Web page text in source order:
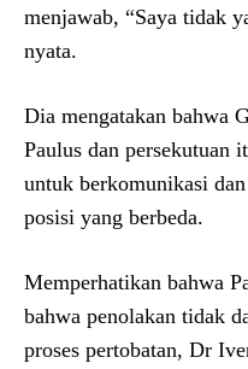
menjawab, “Saya tidak
nyata.
Dia mengatakan bahwa
Paulus dan persekutuan
untuk berkomunikasi
posisi yang berbeda.
Memperhatikan bahwa
bahwa penolakan tidak
proses pertobatan, Dr